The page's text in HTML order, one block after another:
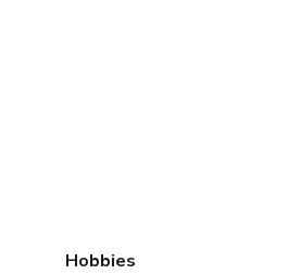
Hobbies